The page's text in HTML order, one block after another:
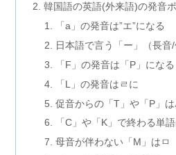
韓国語の英語(外来語)の発音
「a」の発音は”エ”になる
日本語で言う「ー」（長
「F」の発音は「P」になる
「L」の発音はㄹに
促音からの「T」や「P」
「C」や「K」で終わる単
母音が伴わない「M」はㅁ